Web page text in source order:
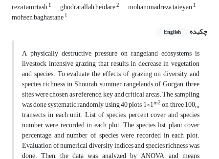
reza tamrtash1 ghodratallah heidare2 mohammadreza tateyan1
mohsen baghastane1
چکیده English
A physically destructive pressure on rangeland ecosystems is
livestock intensive grazing that results in decrease in vegetation
and species. To evaluate the effects of grazing on diversity and
species richness in Shourab summer rangelands of Gorgan, three
sites were chosen as reference, key and critical areas. The sampling
was done systematic randomly using 40 plots 1×1m2on three 100m
transects in each unit. List of species, percent cover and species
number were recorded in each plot. The species list, plant cover
percentage and number of species were recorded in each plot.
Evaluation of numerical diversity indices and species richness was
done. Then, the data was analyzed by ANOVA and means